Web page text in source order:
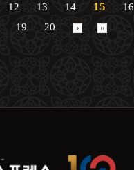
12 13 14 15 16
19
20